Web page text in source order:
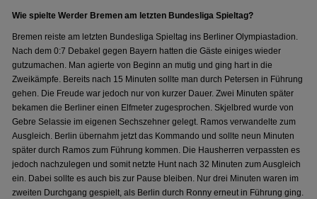
Wie spielte Werder Bremen am letzten Bundesliga Spieltag?
Bremen reiste am letzten Bundesliga Spieltag ins Berliner Olympiastadion.
Nach dem 0:7 Debakel gegen Bayern hatten die Gäste einiges wieder
gutzumachen. Man agierte von Beginn an mutig und ging hart in die
Zweikämpfe. Bereits nach 15 Minuten sollte man durch Petersen in Führung
gehen. Die Freude war jedoch nur von kurzer Dauer. Zwei Minuten später
bekamen die Berliner einen Elfmeter zugesprochen. Skjelbred wurde von
Gebre Selassie im eigenen Sechszehner gelegt. Ramos verwandelte zum
Ausgleich. Berlin übernahm jetzt das Kommando und sollte neun Minuten
später durch Ramos zum Führung kommen. Die Hausherren verpassten es
jedoch nachzulegen und somit netzte Hunt nach 32 Minuten zum Ausgleich
ein. Dabei sollte es auch bis zur Pause bleiben. Nur drei Minuten waren im
zweiten Durchgang gespielt, als Berlin durch Ronny erneut in Führung ging.